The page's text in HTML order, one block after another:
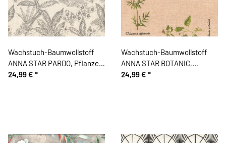
Wachstuch-Baumwollstoff
ANNA STAR PARDO, Pflanzen,
natur-grau
24,99 € *
Wachstuch-Baumwollstoff
ANNA STAR BOTANIC,
Kräuter, beige
24,99 € *